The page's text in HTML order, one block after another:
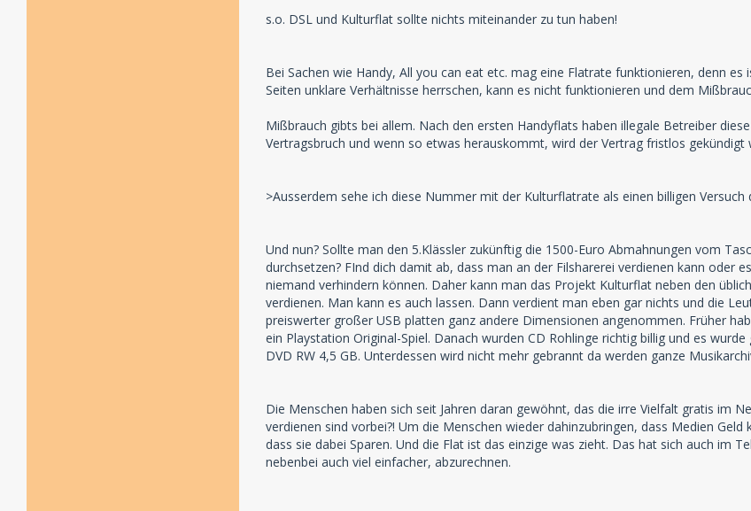
s.o. DSL und Kulturflat sollte nichts miteinander zu tun haben!
Bei Sachen wie Handy, All you can eat etc. mag eine Flatrate funktionieren, denn
Seiten unklare Verhältnisse herrschen, kann es nicht funktionieren und dem
Mißbrauch gibts bei allem. Nach den ersten Handyflats haben illegale Betreiber
Vertragsbruch und wenn so etwas herauskommt, wird der Vertrag fristlos gekündigt
>Ausserdem sehe ich diese Nummer mit der Kulturflatrate als einen billigen
Und nun? Sollte man den 5.Klässler zukünftig die 1500-Euro Abmahnungen vom
durchsetzen? FInd dich damit ab, dass man an der Filsharerei verdienen kann oder
niemand verhindern können. Daher kann man das Projekt Kulturflat neben den
verdienen. Man kann es auch lassen. Dann verdient man eben gar nichts und die
preiswerter großer USB platten ganz andere Dimensionen angenommen. Früher
ein Playstation Original-Spiel. Danach wurden CD Rohlinge richtig billig und es
DVD RW 4,5 GB. Unterdessen wird nicht mehr gebrannt da werden ganze
Die Menschen haben sich seit Jahren daran gewöhnt, das die irre Vielfalt gratis im
verdienen sind vorbei?! Um die Menschen wieder dahinzubringen, dass Medien
dass sie dabei Sparen. Und die Flat ist das einzige was zieht. Das hat sich auch im
nebenbei auch viel einfacher, abzurechnen.